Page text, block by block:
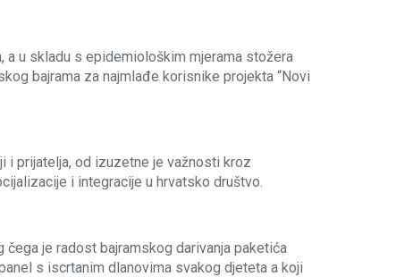
a u skladu s epidemiološkim mjerama stožera
bajrama za najmlađe korisnike projekta “Novi
i prijatelja, od izuzetne je važnosti kroz
i integracije u hrvatsko društvo.
je radost bajramskog darivanja paketića
s iscrtanim dlanovima svakog djeteta a koji